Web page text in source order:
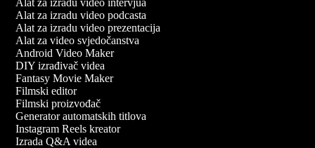
Alat za izradu video intervjua
Alat za izradu video podcasta
Alat za izradu video prezentacija
Alat za video svjedočanstva
Android Video Maker
DIY izrađivač videa
Fantasy Movie Maker
Filmski editor
Filmski proizvođač
Generator automatskih titlova
Instagram Reels kreator
Izrada Q&A videa